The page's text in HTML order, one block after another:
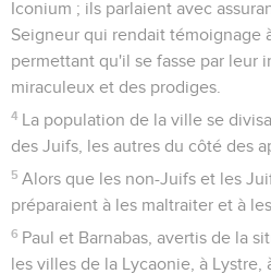
Iconium ; ils parlaient avec
Seigneur qui rendait témoignage
permettant qu'il se fasse par leur
miraculeux et des prodiges.
4 La population de la ville se
des Juifs, les autres du côté des
5 Alors que les non-Juifs et les
préparaient à les maltraiter et à
6 Paul et Barnabas, avertis de la
les villes de la Lycaonie, à Lystre,